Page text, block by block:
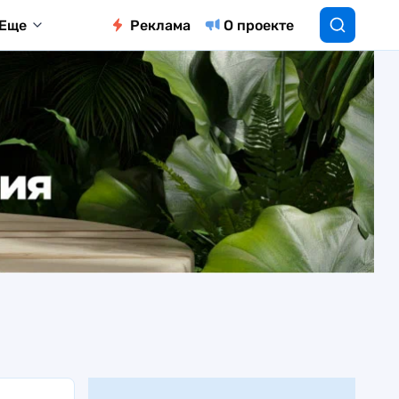
Реклама О проекте